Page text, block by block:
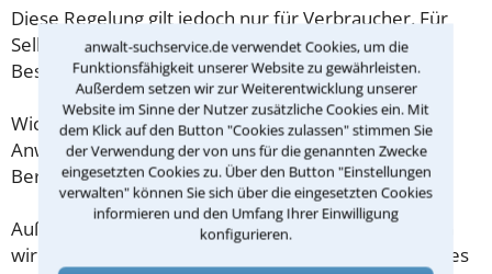
anwalt-suchservice.de verwendet Cookies, um die
Funktionsfähigkeit unserer Website zu gewährleisten.
Außerdem setzen wir zur Weiterentwicklung unserer
Website im Sinne der Nutzer zusätzliche Cookies ein. Mit
dem Klick auf den Button "Cookies zulassen" stimmen Sie
der Verwendung der von uns für die genannten Zwecke
eingesetzten Cookies zu. Über den Button "Einstellungen
verwalten" können Sie sich über die eingesetzten Cookies
informieren und den Umfang Ihrer Einwilligung
konfigurieren.
Diese Regelung gilt jedoch nur für Verbraucher. Für
Selbstständige oder Freiberufler gilt diese
Beschränkung nicht.
Wichtig daher: Klären Sie die Kostenfrage mit Ihrem
Anwalt aus Magdeburg schon zu Beginn der ersten
Beratung.
Außerdem gut zu wissen: Gemäß § 34 Absatz 2 RVG
wird die Beratungsgebühr auf weitere Tätigkeiten des